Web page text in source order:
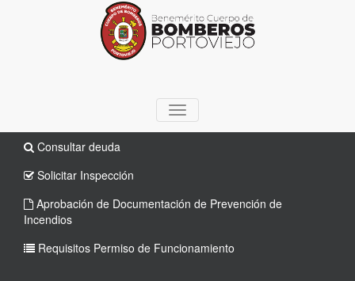
TOGGLE
NAVIGATION
Consultar deuda
Solicitar Inspección
Aprobación de Documentación de Prevención de
Incendios
Requisitos Permiso de Funcionamiento